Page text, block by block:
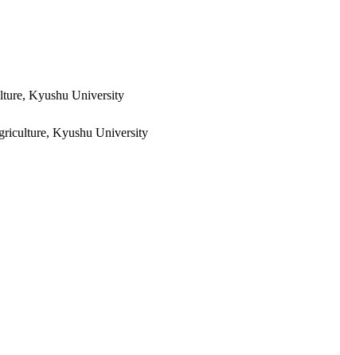
Kyushu University
Kyushu University